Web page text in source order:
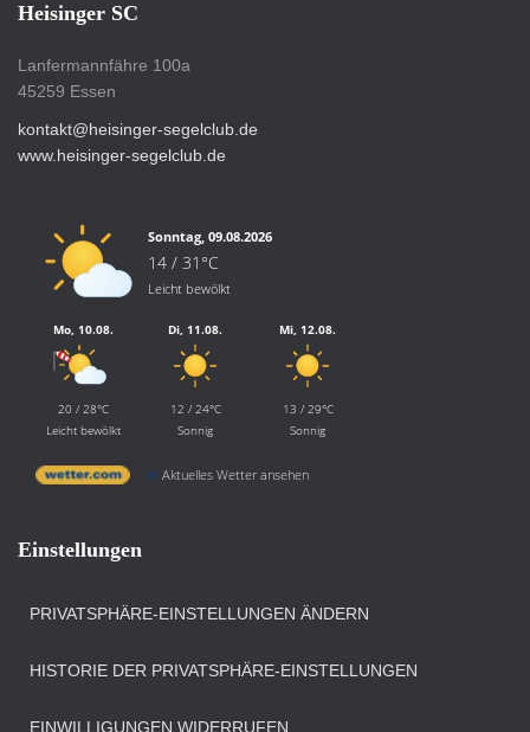
Heisinger SC
Lanfermannfähre 100a
45259 Essen
kontakt@heisinger-segelclub.de
www.heisinger-segelclub.de
Sonntag, 09.08.2026
14 / 31°C
Leicht bewölkt
Mo, 10.08.
20 / 28°C
Leicht bewölkt
Di, 11.08.
12 / 24°C
Sonnig
Mi, 12.08.
13 / 29°C
Sonnig
Aktuelles Wetter ansehen
Einstellungen
PRIVATSPHÄRE-EINSTELLUNGEN ÄNDERN
HISTORIE DER PRIVATSPHÄRE-EINSTELLUNGEN
EINWILLIGUNGEN WIDERRUFEN